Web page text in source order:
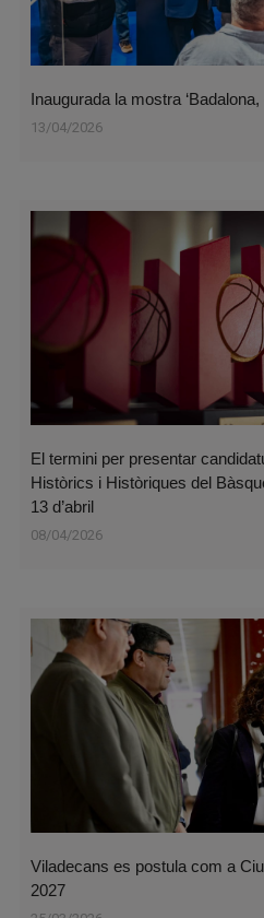
Inaugurada la mostra
13/04/2026
El termini per presentar
Històrics i Històriques del
13 d’abril
08/04/2026
Viladecans es postula com a
2027